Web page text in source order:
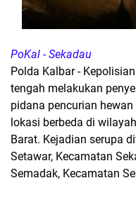
PoKal - Sekadau
Polda Kalbar -
tengah melakukan
pidana pencurian
lokasi berbeda di
Barat. Kejadian serupa
Setawar, Kecamatan
Semadak, Kecamatan